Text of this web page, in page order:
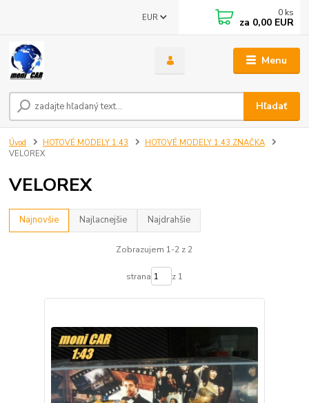
Menu
EUR
Hľadať
0 ks
za 0,00 EUR
Úvod HOTOVÉ MODELY 1:43
HOTOVÉ MODELY 1:43 ZNAČKA
VELOREX
VELOREX
Najnovšie Najlacnejšie Najdrahšie
Zobrazujem 1-2 z 2
strana z 1